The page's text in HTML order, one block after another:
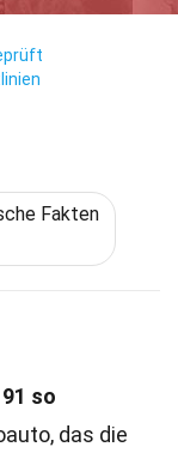
Fakten
so
das die